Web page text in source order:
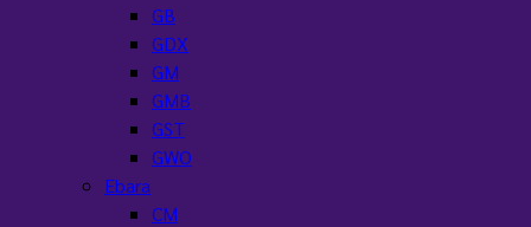
GB
GDX
GM
GMB
GST
GWO
Ebara
CM